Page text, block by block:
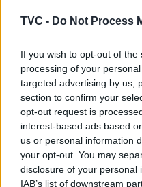
TVC - Do Not Process
If you wish to opt-out of
processing of your
targeted advertising by us,
section to confirm your
opt-out request is
interest-based ads based
us or personal information
your opt-out. You may
disclosure of your personal
IAB’s list of downstream
Capacita Jovem